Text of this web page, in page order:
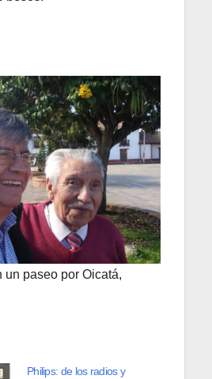
un paseo por Oicatá,
Philips: de los radios y